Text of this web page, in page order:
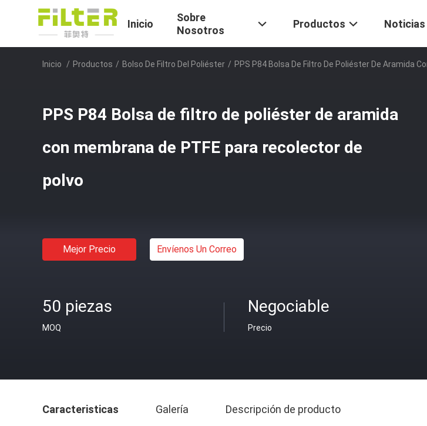
Inicio
Sobre
Nosotros
Productos Noticias
Inicio / Productos / Bolso De Filtro Del Poliéster / PPS P84 Bolsa De Filtro De Poliéster De Aramida
PPS P84 Bolsa de filtro de poliéster de aramida
con membrana de PTFE para recolector de
polvo
Mejor Precio Envíenos Un Correo
50 piezas
MOQ
Negociable
Precio
Caracteristicas Galería Descripción de producto